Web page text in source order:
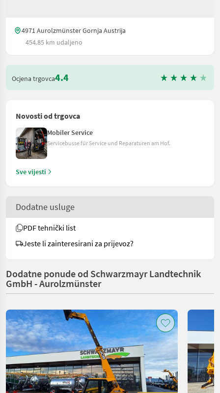
4971 Aurolzmünster Gornja Austrija
454.85 km udaljeno
Ocjena trgovca4.4
Novosti od trgovca
Mobiler Service
Servicebusse für Service und Reparaturen am Hof.
Sve vijesti
Dodatne usluge
PDF tehnički list
Jeste li zainteresirani za prijevoz?
Dodatne ponude od Schwarzmayr Landtechnik
GmbH - Aurolzmünster